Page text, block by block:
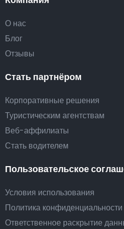
О нас
Блог
Отзывы
Стать партнёром
Корпоративные решения
Туристическим агентствам
Веб-аффилиаты
Стать водителем
Пользовательское
Условия использования
Политика конфиденциальности
Ответственное раскрытие